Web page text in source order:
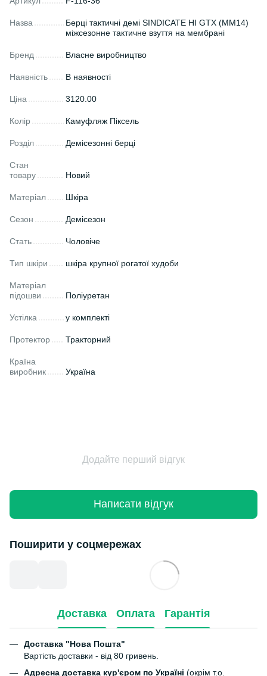
Назва
Берці тактичні демі SINDICATE HI GTX (MM14)
міжсезонне тактичне взуття на мембрані
Бренд Власне виробництво
Наявність В наявності
Ціна 3120.00
Колір Камуфляж Піксель
Розділ Демісезонні берці
Стан
товару
Новий
Матеріал Шкіра
Сезон Демісезон
Стать Чоловіче
Тип шкіри шкіра крупної рогатої худоби
Матеріал
підошви
Поліуретан
Устілка у комплекті
Протектор Тракторний
Країна
виробник
Україна
Додайте перший відгук
Написати відгук
Поширити у соцмережах
Доставка Оплата Гарантія
Доставка "Нова Пошта"
Вартість доставки - від 80 гривень.
Адресна доставка кур'єром по Україні (окрім т.о.